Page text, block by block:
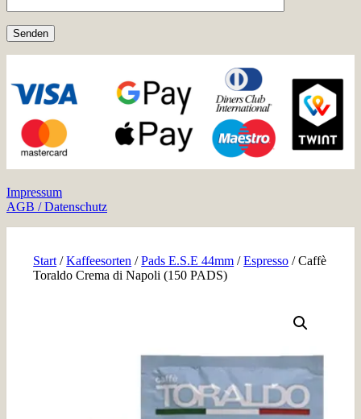
Impressum
AGB / Datenschutz
Start /Kaffeesorten /Pads E.S.E 44mm /Espresso / Caffè
Toraldo Crema di Napoli (150 PADS)